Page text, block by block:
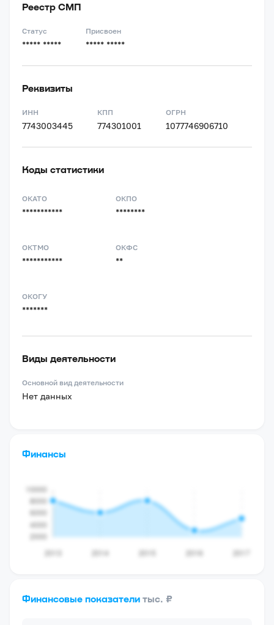
Реестр СМП
Статус
***** *****
Присвоен
***** *****
Реквизиты
ИНН
7743003445
КПП
774301001
ОГРН
1077746906710
Коды статистики
ОКАТО
***********
ОКПО
********
ОКТМО
***********
ОКФС
**
ОКОГУ
*******
Виды деятельности
Основной вид деятельности
Нет данных
Финансы
Финансовые показатели тыс. ₽